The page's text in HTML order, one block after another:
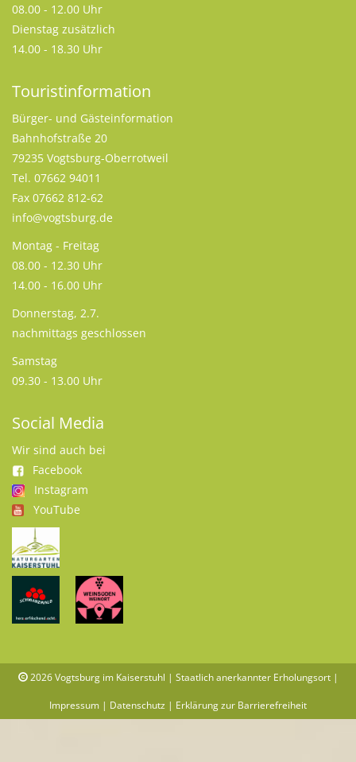
08.00 - 12.00 Uhr
Dienstag zusätzlich
14.00 - 18.30 Uhr
Touristinformation
Bürger- und Gästeinformation
Bahnhofstraße 20
79235 Vogtsburg-Oberrotweil
Tel. 07662 94011
Fax 07662 812-62
info@vogtsburg.de
Montag - Freitag
08.00 - 12.30 Uhr
14.00 - 16.00 Uhr
Donnerstag, 2.7.
nachmittags geschlossen
Samstag
09.30 - 13.00 Uhr
Social Media
Wir sind auch bei
Facebook
Instagram
YouTube
2026 Vogtsburg im Kaiserstuhl | Staatlich anerkannter Erholungsort |
Impressum | Datenschutz | Erklärung zur Barrierefreiheit